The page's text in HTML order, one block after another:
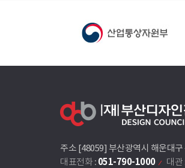
주소 [48059] 부산광역시 해운대
대표전화 : 051-790-1000 대관